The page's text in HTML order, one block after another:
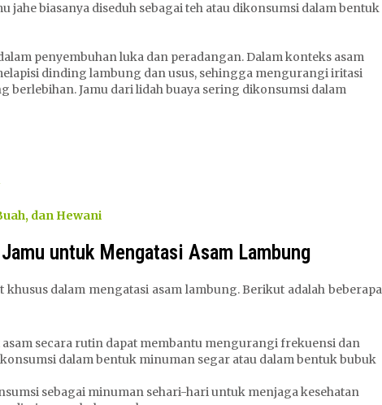
jahe biasanya diseduh sebagai teh atau dikonsumsi dalam bentuk
penyembuhan luka dan peradangan. Dalam konteks asam
dinding lambung dan usus, sehingga mengurangi iritasi
berlebihan. Jamu dari lidah buaya sering dikonsumsi dalam
dan Hewani
untuk Mengatasi Asam Lambung
dalam mengatasi asam lambung. Berikut adalah beberapa
secara rutin dapat membantu mengurangi frekuensi dan
dalam bentuk minuman segar atau dalam bentuk bubuk
sebagai minuman sehari-hari untuk menjaga kesehatan